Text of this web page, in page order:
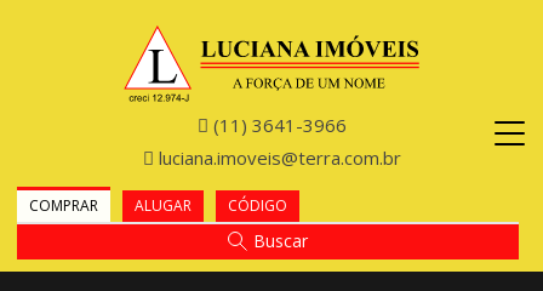
(11) 3641-3966
luciana.imoveis@terra.com.br
COMPRAR ALUGAR CÓDIGO
Buscar